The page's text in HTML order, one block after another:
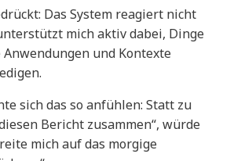
Das System reagiert nicht
mich aktiv dabei, Dinge
und Kontexte
sich das so anfühlen: Statt zu
Bericht zusammen“, würde
mich auf das morgige